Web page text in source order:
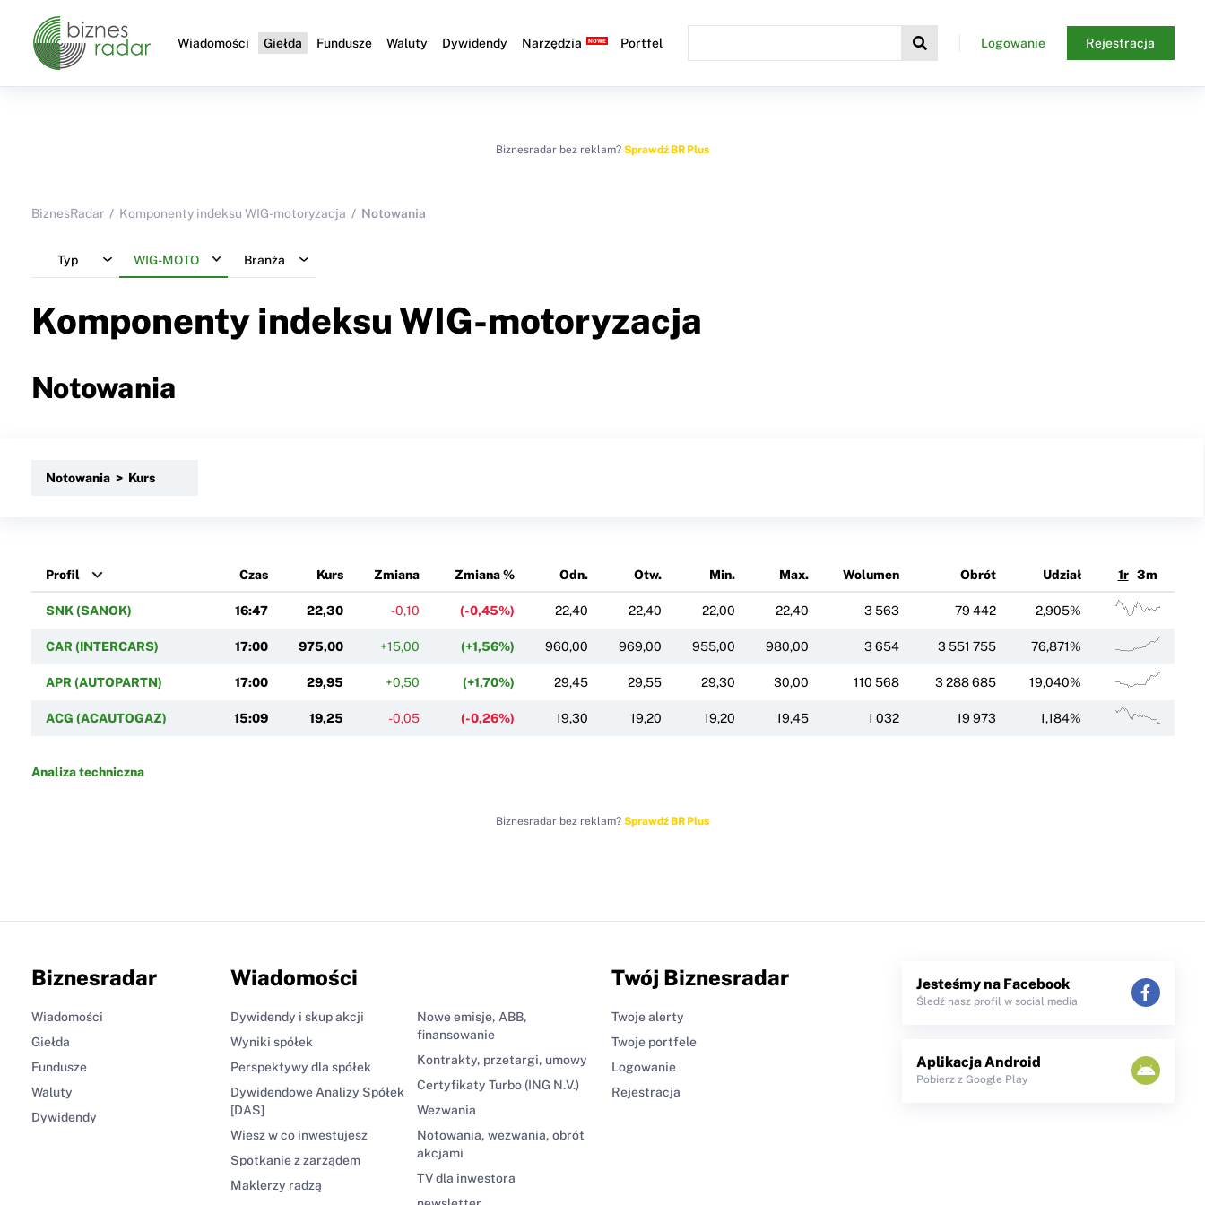
Wiadomości Giełda Fundusze Waluty Dywidendy Narzędzia Portfel Logowanie Rejestracja
Biznesradar bez reklam? Sprawdź BR Plus
BiznesRadar Komponenty indeksu WIG-motoryzacja Notowania
Typ WIG-MOTO Branża
Komponenty indeksuWIG-motoryzacja
Notowania
Notowania > Kurs
Profil Czas Kurs Zmiana Zmiana % Odn. Otw. Min. Max. Wolumen Obrót Udział 1r 3m
SNK (SANOK) 16:47 22,30 -0,10 (-0,45%) 22,40 22,40 22,00 22,40 3 563 79 442 2,905%
CAR (INTERCARS) 17:00 975,00 +15,00 (+1,56%) 960,00 969,00 955,00 980,00 3 654 3 551 755 76,871%
APR (AUTOPARTN) 17:00 29,95 +0,50 (+1,70%) 29,45 29,55 29,30 30,00 110 568 3 288 685 19,040%
ACG (ACAUTOGAZ) 15:09 19,25 -0,05 (-0,26%) 19,30 19,20 19,20 19,45 1 032 19 973 1,184%
Analiza techniczna
Biznesradar bez reklam? Sprawdź BR Plus
Biznesradar
Wiadomości
Giełda
Fundusze
Waluty
Dywidendy
Wiadomości
Dywidendy i skup akcji
Wyniki spółek
Perspektywy dla spółek
Dywidendowe Analizy Spółek
[DAS]
Wiesz w co inwestujesz
Spotkanie z zarządem
Maklerzy radzą
Nowe emisje, ABB,
finansowanie
Kontrakty, przetargi, umowy
Certyfikaty Turbo (ING N.V.)
Wezwania
Notowania, wezwania, obrót
akcjami
TV dla inwestora
Twój Biznesradar
Twoje alerty
Twoje portfele
Logowanie
Rejestracja
Jesteśmy na Facebook
Śledź nasz profil w social media
Aplikacja Android
Pobierz z Google Play